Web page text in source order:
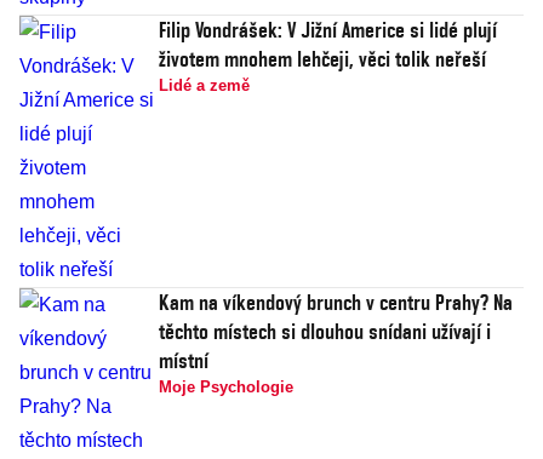
Filip Vondrášek: V Jižní Americe si lidé plují
životem mnohem lehčeji, věci tolik neřeší
Lidé a země
Kam na víkendový brunch v centru Prahy? Na
těchto místech si dlouhou snídani užívají i
místní
Moje Psychologie